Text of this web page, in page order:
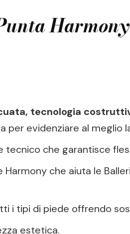
Harmony
tecnologia
per evidenziare al meglio
che garantisce
che aiuta le
i tipi di piede offrendo
estetica.